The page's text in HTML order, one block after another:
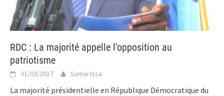
RDC : La majorité appelle l’opposition au
patriotisme
31/03/2017 Sumai Issa
La majorité présidentielle en République Démocratique du